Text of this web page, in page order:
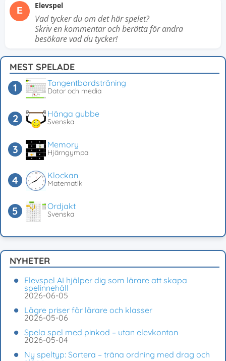
E Elevspel
Vad tycker du om det här spelet?
Skriv en kommentar och berätta för andra
besökare vad du tycker!
MEST SPELADE
Tangentbordsträning
Dator och media
Hänga gubbe
Svenska
Memory
Hjärngympa
Klockan
Matematik
Ordjakt
Svenska
NYHETER
Elevspel AI hjälper dig som lärare att skapa
spelinnehåll
2026-06-05
Lägre priser för lärare och klasser
2026-05-06
Spela spel med pinkod – utan elevkonton
2026-05-04
Ny speltyp: Sortera – träna ordning med drag och